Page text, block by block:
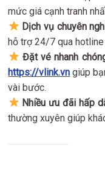
mức giá cạnh tranh
Dịch vụ chuyên
hỗ trợ 24/7 qua
Đặt vé nhanh
https://vlink.vn giúp
vài bước.
Nhiều ưu đãi hấp
thường xuyên giúp